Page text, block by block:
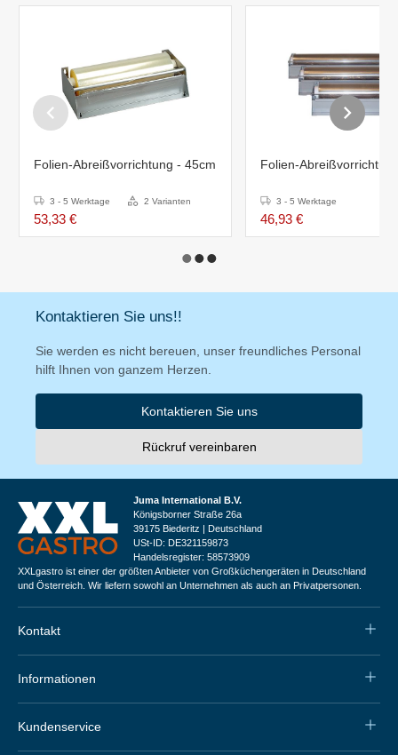
Folien-Abreißvorrichtung - 45cm
3 - 5 Werktage 2 Varianten
53,33 €
Folien-
3 - 5 Werktage
46,93 €
Kontaktieren Sie uns!!
Sie werden es nicht bereuen, unser freundliches Personal
hilft Ihnen von ganzem Herzen.
Kontaktieren Sie uns
Rückruf vereinbaren
Juma International B.V.
Königsborner Straße 26a
39175 Biederitz | Deutschland
USt-ID: DE321159873
Handelsregister: 58573909
XXLgastro ist einer der größten Anbieter von Großküchengeräten in Deutschland
und Österreich. Wir liefern sowohl an Unternehmen als auch an Privatpersonen.
Kontakt
Informationen
Kundenservice